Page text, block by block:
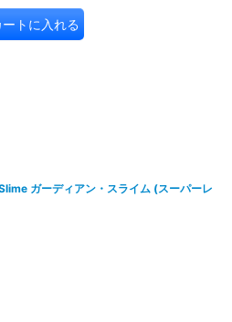
ートに入れる
ガーディアン・スライム (スーパーレ